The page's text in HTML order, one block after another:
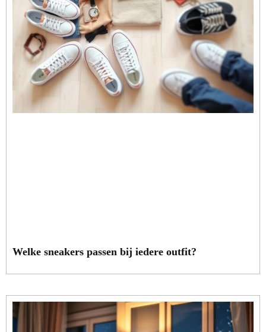
Welke sneakers passen bij iedere outfit?